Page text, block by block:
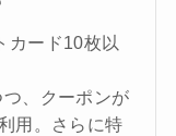
カード10枚以
、クーポンが
用。さらに特